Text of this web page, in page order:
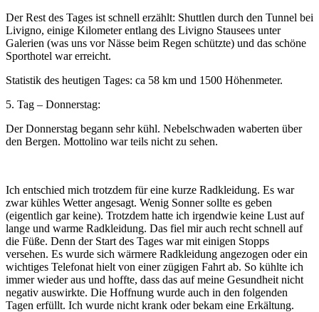
Der Rest des Tages ist schnell erzählt: Shuttlen durch den Tunnel bei
Livigno, einige Kilometer entlang des Livigno Stausees unter
Galerien (was uns vor Nässe beim Regen schützte) und das schöne
Sporthotel war erreicht.
Statistik des heutigen Tages: ca 58 km und 1500 Höhenmeter.
5. Tag – Donnerstag:
Der Donnerstag begann sehr kühl. Nebelschwaden waberten über
den Bergen. Mottolino war teils nicht zu sehen.
Ich entschied mich trotzdem für eine kurze Radkleidung. Es war
zwar kühles Wetter angesagt. Wenig Sonner sollte es geben
(eigentlich gar keine). Trotzdem hatte ich irgendwie keine Lust auf
lange und warme Radkleidung. Das fiel mir auch recht schnell auf
die Füße. Denn der Start des Tages war mit einigen Stopps
versehen. Es wurde sich wärmere Radkleidung angezogen oder ein
wichtiges Telefonat hielt von einer zügigen Fahrt ab. So kühlte ich
immer wieder aus und hoffte, dass das auf meine Gesundheit nicht
negativ auswirkte. Die Hoffnung wurde auch in den folgenden
Tagen erfüllt. Ich wurde nicht krank oder bekam eine Erkältung.